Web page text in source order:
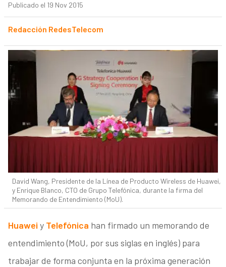
Publicado el 19 Nov 2015
Redacción RedesTelecom
David Wang, Presidente de la Línea de Producto Wireless de Huawei,
y Enrique Blanco, CTO de Grupo Telefónica, durante la firma del
Memorando de Entendimiento (MoU).
Huaweiy Telefónica han firmado un memorando de
entendimiento (MoU, por sus siglas en inglés) para
trabajar de forma conjunta en la próxima generación